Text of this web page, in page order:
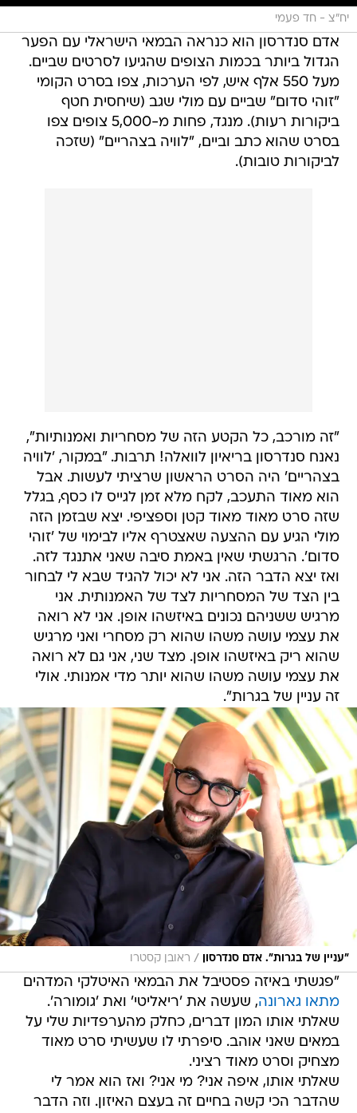
יח"צ - חד פעמי
אדם סנדרסון הוא כנראה הבמאי הישראלי עם הפער
הגדול ביותר בכמות הצופים שהגיעו לסרטים שביים.
מעל 550 אלף איש, לפי הערכות, צפו בסרט הקומי
"זוהי סדום" שביים עם מולי שגב (שיחסית חטף
ביקורות רעות). מנגד, פחות מ-5,000 צופים צפו
בסרט שהוא כתב וביים, "לוויה בצהריים" (שזכה
לביקורות טובות).
"זה מורכב, כל הקטע הזה של מסחריות ואמנותיות",
נאנח סנדרסון בריאיון לוואלה! תרבות. "במקור, 'לוויה
בצהריים' היה הסרט הראשון שרציתי לעשות. אבל
הוא מאוד התעכב, לקח מלא זמן לגייס לו כסף, בגלל
שזה סרט מאוד מאוד קטן וספציפי. יצא שבזמן הזה
מולי הגיע עם ההצעה שאצטרף אליו לבימוי של 'זוהי
סדום'. הרגשתי שאין באמת סיבה שאני אתנגד לזה.
ואז יצא הדבר הזה. אני לא יכול להגיד שבא לי לבחור
בין הצד של המסחריות לצד של האמנותית. אני
מרגיש ששניהם נכונים באיזשהו אופן. אני לא רואה
את עצמי עושה משהו שהוא רק מסחרי ואני מרגיש
שהוא ריק באיזשהו אופן. מצד שני, אני גם לא רואה
את עצמי עושה משהו שהוא יותר מדי אמנותי. אולי
זה עניין של בגרות".
"עניין של בגרות". אדם סנדרסון / ראובן קסטרו
"פגשתי באיזה פסטיבל את הבמאי האיטלקי המדהים
מתאו גארונה, שעשה את 'ריאליטי' ואת 'גומורה'.
שאלתי אותו המון דברים, כחלק מהערפדיות שלי על
במאים שאני אוהב. סיפרתי לו שעשיתי סרט מאוד
מצחיק וסרט מאוד רציני.
שאלתי אותו, איפה אני? מי אני? ואז הוא אמר לי
שהדבר הכי קשה בחיים זה בעצם האיזון. וזה הדבר